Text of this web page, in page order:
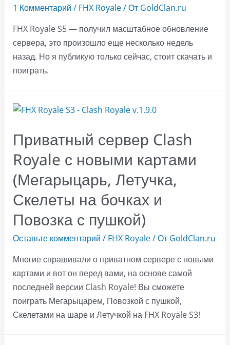
1 Комментарий / FHX Royale/ От GoldClan.ru
FHX Royale S5 — получил масштабное обновление
сервера, это произошло еще несколько недель
назад. Но я публикую только сейчас, стоит скачать и
поиграть.
Приватный сервер Clash
Royale с новыми картами
(Мегарыцарь, Летучка,
Скелеты на бочках и
Повозка с пушкой)
Оставьте комментарий / FHX Royale/ От GoldClan.ru
Многие спрашивали о приватном сервере с новыми
картами и вот он перед вами, на основе самой
последней версии Clash Royale! Вы сможете
поиграть Мегарыцарем, Повозкой с пушкой,
Скелетами на шаре и Летучкой на FHX Royale S3!